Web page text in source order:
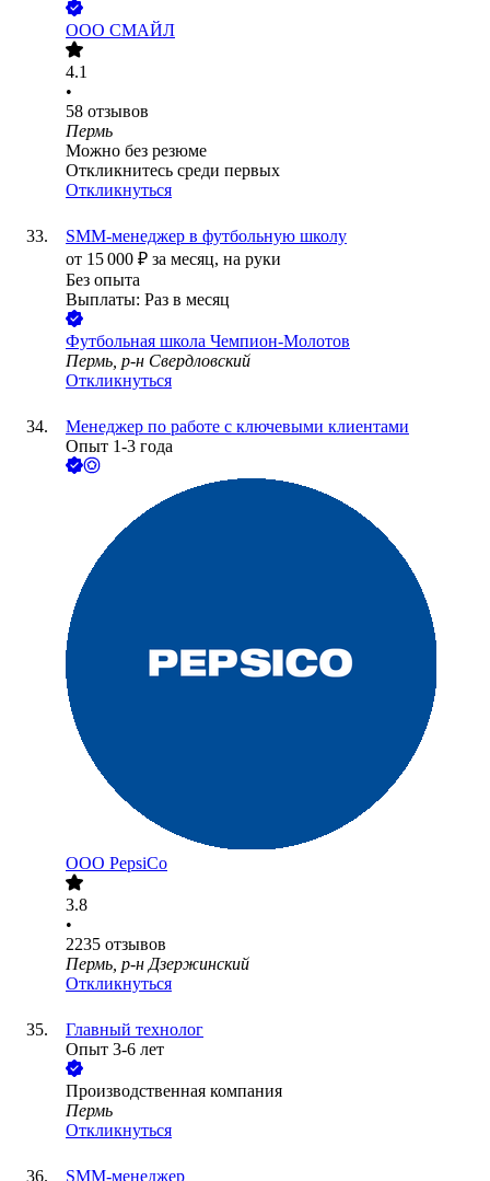
ООО СМАЙЛ
4.1
•
58 отзывов
Пермь
Можно без резюме
Откликнитесь среди первых
Откликнуться
SMM-менеджер в футбольную школу
от 15 000 ₽ за месяц, на руки
Без опыта
Выплаты: Раз в месяц
Футбольная школа Чемпион-Молотов
Пермь, р-н Свердловский
Откликнуться
Менеджер по работе с ключевыми клиентами
Опыт 1-3 года
ООО PepsiCo
3.8
•
2235 отзывов
Пермь, р-н Дзержинский
Откликнуться
Главный технолог
Опыт 3-6 лет
Производственная компания
Пермь
Откликнуться
SMM-менеджер